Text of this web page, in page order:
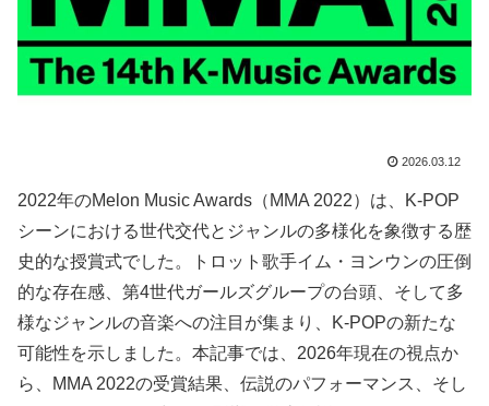
2026.03.12
2022年のMelon Music Awards（MMA 2022）は、K-POP
シーンにおける世代交代とジャンルの多様化を象徴する歴
史的な授賞式でした。トロット歌手イム・ヨンウンの圧倒
的な存在感、第4世代ガールズグループの台頭、そして多
様なジャンルの音楽への注目が集まり、K-POPの新たな
可能性を示しました。本記事では、2026年現在の視点か
ら、MMA 2022の受賞結果、伝説のパフォーマンス、そし